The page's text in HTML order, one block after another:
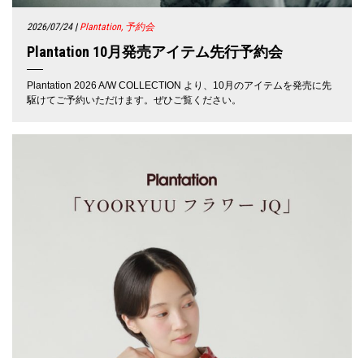
2026/07/24| Plantation, 予約会
Plantation 10月発売アイテム先行予約会
Plantation 2026 A/W COLLECTION より、10月のアイテムを発売に先
駆けてご予約いただけます。ぜひご覧ください。